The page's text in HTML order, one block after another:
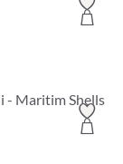
- Maritim Shells